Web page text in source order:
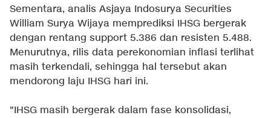
Sementara, analis Asjaya Indosurya Securities
William Surya Wijaya memprediksi IHSG bergerak
dengan rentang support 5.386 dan resisten 5.488.
Menurutnya, rilis data perekonomian inflasi terlihat
masih terkendali, sehingga hal tersebut akan
mendorong laju IHSG hari ini.
"IHSG masih bergerak dalam fase konsolidasi,